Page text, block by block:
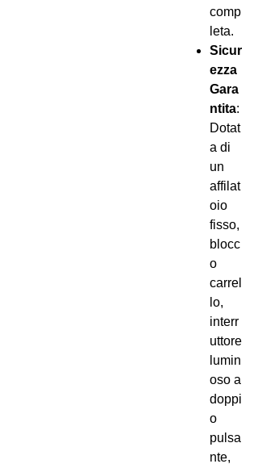
comp
leta.
Sicur
ezza
Gara
ntita:
Dotat
a di
un
affilat
oio
fisso,
blocc
o
carrel
lo,
interr
uttore
lumin
oso a
doppi
o
pulsa
nte,